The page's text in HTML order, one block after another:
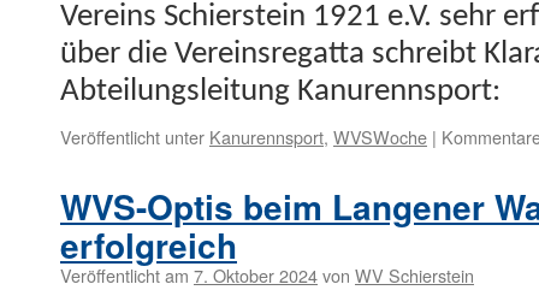
Vere­ins Schier­stein 1921 e.V. sehr
über die Vere­in­sre­gat­ta schreibt
Abteilungsleitung Kanurennsport:
Veröffentlicht unter Kanurennsport, WVSWoche |
WVS-Optis beim Langener
erfolgreich
Veröffentlicht am 7. Oktober 2024von WV Schierstein